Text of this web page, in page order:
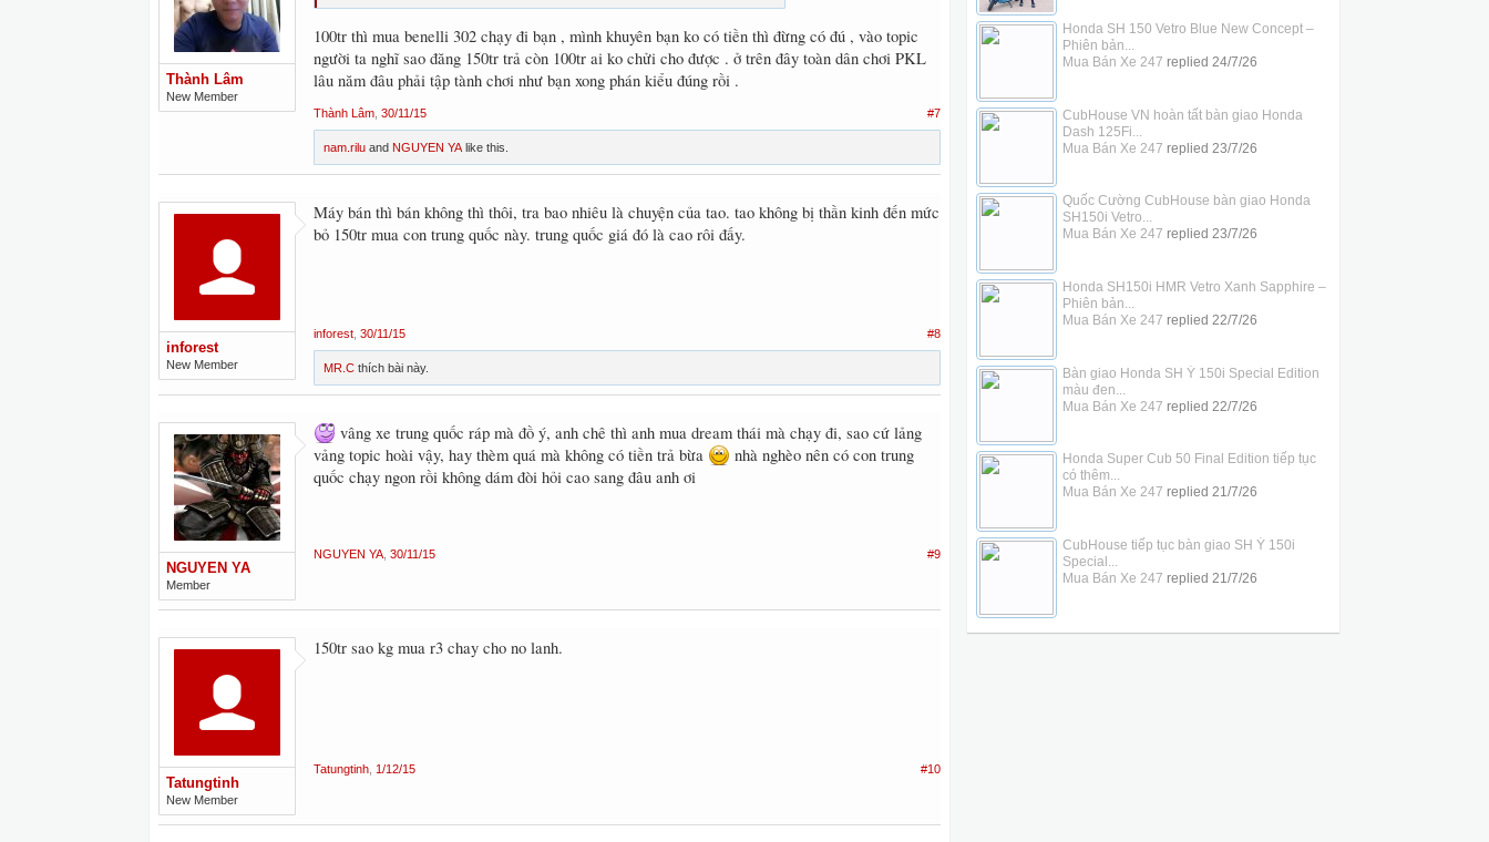
Thành Lâm
New Member
100tr thì mua benelli 302 chạy đi bạn , mình khuyên bạn ko có tiền thì đừng có đú , vào topic
người ta nghĩ sao đăng 150tr trả còn 100tr ai ko chửi cho được . ở trên đây toàn dân chơi PKL
lâu năm đâu phải tập tành chơi như bạn xong phán kiểu đúng rồi .
Thành Lâm 30/11/15 #7
nam.rilu and NGUYEN YA like this.
inforest
New Member
Máy bán thì bán không thì thôi, tra bao nhiêu là chuyện của tao. tao không bị thần kinh đến mức
bỏ 150tr mua con trung quốc này. trung quốc giá đó là cao rôi đấy.
inforest 30/11/15 #8
MR.C thích bài này.
NGUYEN YA
Member
vâng xe trung quốc ráp mà đồ ý, anh chê thì anh mua dream thái mà chạy đi, sao cứ lảng
vảng topic hoài vậy, hay thèm quá mà không có tiền trả bừa
nhà nghèo nên có con trung
quốc chạy ngon rồi không dám đòi hỏi cao sang đâu anh ơi
NGUYEN YA 30/11/15 #9
Tatungtinh
New Member
150tr sao kg mua r3 chay cho no lanh.
Tatungtinh 1/12/15 #10
Honda SH 150 Vetro Blue New Concept –
Phiên bản...
Mua Bán Xe 247 replied 24/7/26
CubHouse VN hoàn tất bàn giao Honda
Dash 125Fi...
Mua Bán Xe 247 replied 23/7/26
Quốc Cường CubHouse bàn giao Honda
SH150i Vetro...
Mua Bán Xe 247 replied 23/7/26
Honda SH150i HMR Vetro Xanh Sapphire –
Phiên bản...
Mua Bán Xe 247 replied 22/7/26
Bàn giao Honda SH Ý 150i Special Edition
màu đen...
Mua Bán Xe 247 replied 22/7/26
Honda Super Cub 50 Final Edition tiếp tục
có thêm...
Mua Bán Xe 247 replied 21/7/26
CubHouse tiếp tục bàn giao SH Ý 150i
Special...
Mua Bán Xe 247 replied 21/7/26